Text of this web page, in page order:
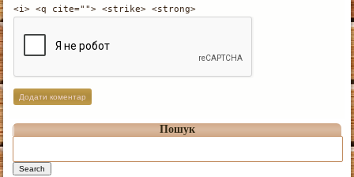
<i> <q cite=""> <strike> <strong>
Пошук